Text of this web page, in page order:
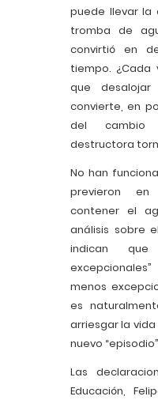
puede llevar la
tromba de
convirtió en
tiempo. ¿Cada
que
convierte, en
del cambio
destructora
No han
previeron
contener el
análisis sobre
indican que
menos
es
arriesgar la vida
nuevo
Las
Educación,